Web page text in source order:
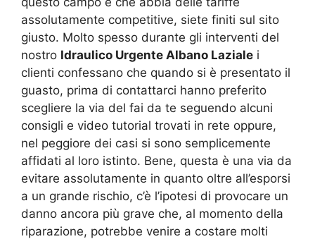
assolutamente competitive, siete finiti sul sito
giusto. Molto spesso durante gli interventi del
nostro Idraulico Urgente Albano Laziale i
clienti confessano che quando si è presentato il
guasto, prima di contattarci hanno preferito
scegliere la via del fai da te seguendo alcuni
consigli e video tutorial trovati in rete oppure,
nel peggiore dei casi si sono semplicemente
affidati al loro istinto. Bene, questa è una via da
evitare assolutamente in quanto oltre all’esporsi
a un grande rischio, c’è l’ipotesi di provocare un
danno ancora più grave che, al momento della
riparazione, potrebbe venire a costare molti